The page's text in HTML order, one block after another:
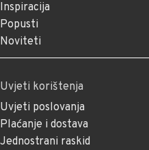
Inspiracija
Popusti
Noviteti
Uvjeti korištenja
Uvjeti poslovanja
Plaćanje i dostava
Jednostrani raskid